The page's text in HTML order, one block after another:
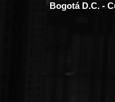
Bogotá D.C. -